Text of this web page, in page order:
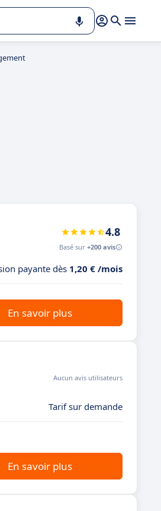
4.8
Basé sur +200 avis
payante dès 1,20 € /mois
En savoir plus
Aucun avis utilisateurs
Tarif sur demande
En savoir plus